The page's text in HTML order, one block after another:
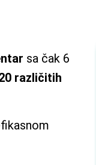
sa čak 6
različitih